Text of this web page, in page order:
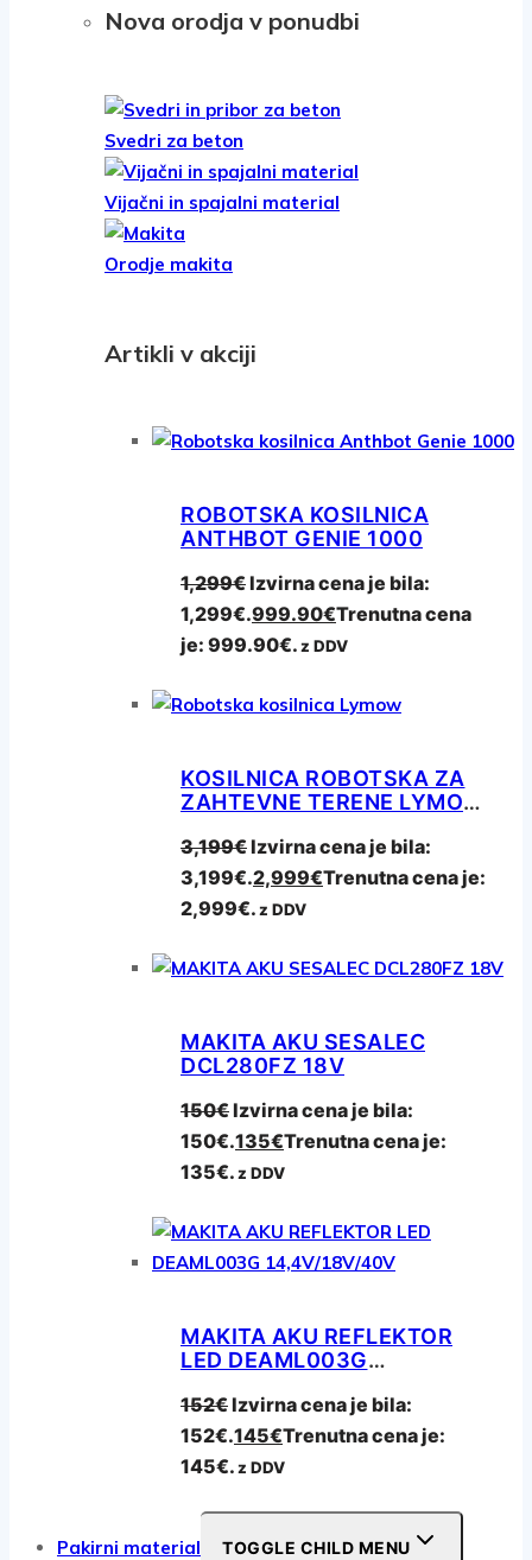
Nova orodja v ponudbi
Svedri za beton
Vijačni in spajalni material
Orodje makita
Artikli v akciji
ROBOTSKA KOSILNICA
ANTHBOT GENIE 1000
1,299€Izvirna cena je bila:
1,299€.999.90€Trenutna cena
je: 999.90€.z DDV
KOSILNICA ROBOTSKA ZA
ZAHTEVNE TERENE LYMOW
3,199€Izvirna cena je bila:
3,199€.2,999€Trenutna cena je:
2,999€.z DDV
MAKITA AKU SESALEC
DCL280FZ 18V
150€Izvirna cena je bila:
150€.135€Trenutna cena je:
135€.z DDV
MAKITA AKU REFLEKTOR
LED DEAML003G
152€Izvirna cena je bila:
152€.145€Trenutna cena je:
145€.z DDV
Pakirni material TOGGLE CHILD MENU